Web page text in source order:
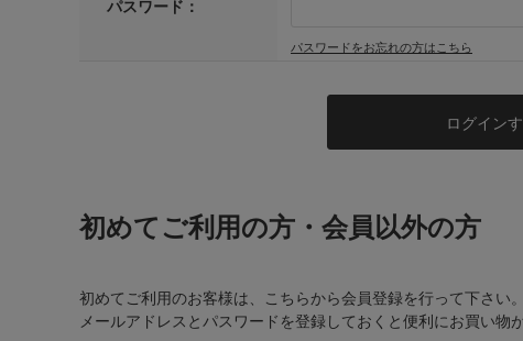
パスワード：
パスワードをお忘れの方はこちら
初めてご利用の方・会員以外の方
初めてご利用のお客様は、こちらから会員登録を行って下さい。
メールアドレスとパスワードを登録しておくと便利にお買い物